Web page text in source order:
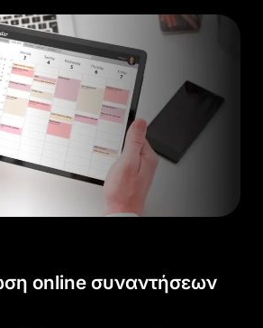
online συναντήσεων